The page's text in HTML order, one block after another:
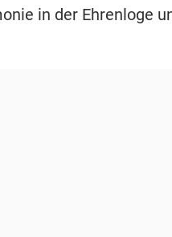
in der Ehrenloge